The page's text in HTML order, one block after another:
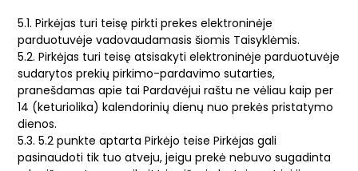
5.1. Pirkėjas turi teisę pirkti prekes elektroninėje
parduotuvėje vadovaudamasis šiomis Taisyklėmis.
5.2. Pirkėjas turi teisę atsisakyti elektroninėje parduotuvėje
sudarytos prekių pirkimo-pardavimo sutarties,
pranešdamas apie tai Pardavėjui raštu ne vėliau kaip per
14 (keturiolika) kalendorinių dienų nuo prekės pristatymo
dienos.
5.3. 5.2 punkte aptarta Pirkėjo teise Pirkėjas gali
pasinaudoti tik tuo atveju, jeigu prekė nebuvo sugadinta